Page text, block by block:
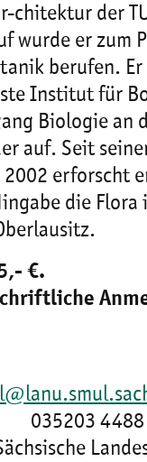
chitektur der
wurde er zum
berufen. Er
Institut für
Biologie an
auf. Seit
erforscht
die Flora
€.
4488